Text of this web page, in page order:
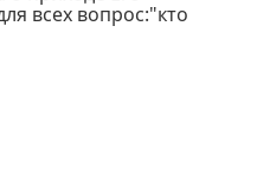
всех вопрос:"кто